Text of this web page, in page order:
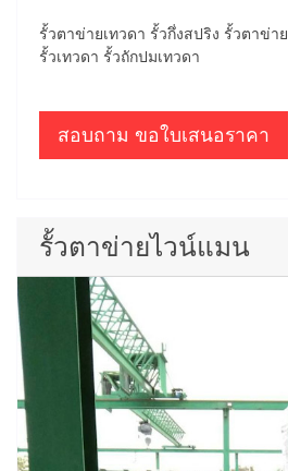
รั้วตาข่ายเทวดา รั้วกึ่งสปริง รั้วตาข่า
รั้วเทวดา รั้วถักปมเทวดา
สอบถาม ขอใบเสนอราคา
รั้วตาข่ายไวน์แมน